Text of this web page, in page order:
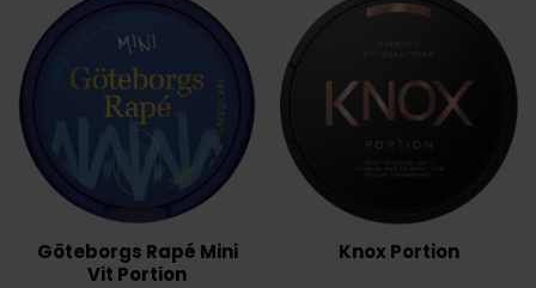
Göteborgs Rapé Mini
Vit Portion
Knox Portion